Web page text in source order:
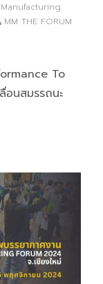
MM THE FORUM
To
นสมรรถนะ